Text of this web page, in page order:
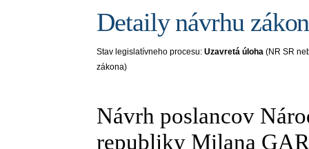
Detaily návrhu
Stav legislatívneho procesu: Uzavretá úloha (NR SR
zákona)
Návrh poslancov
republiky Milana